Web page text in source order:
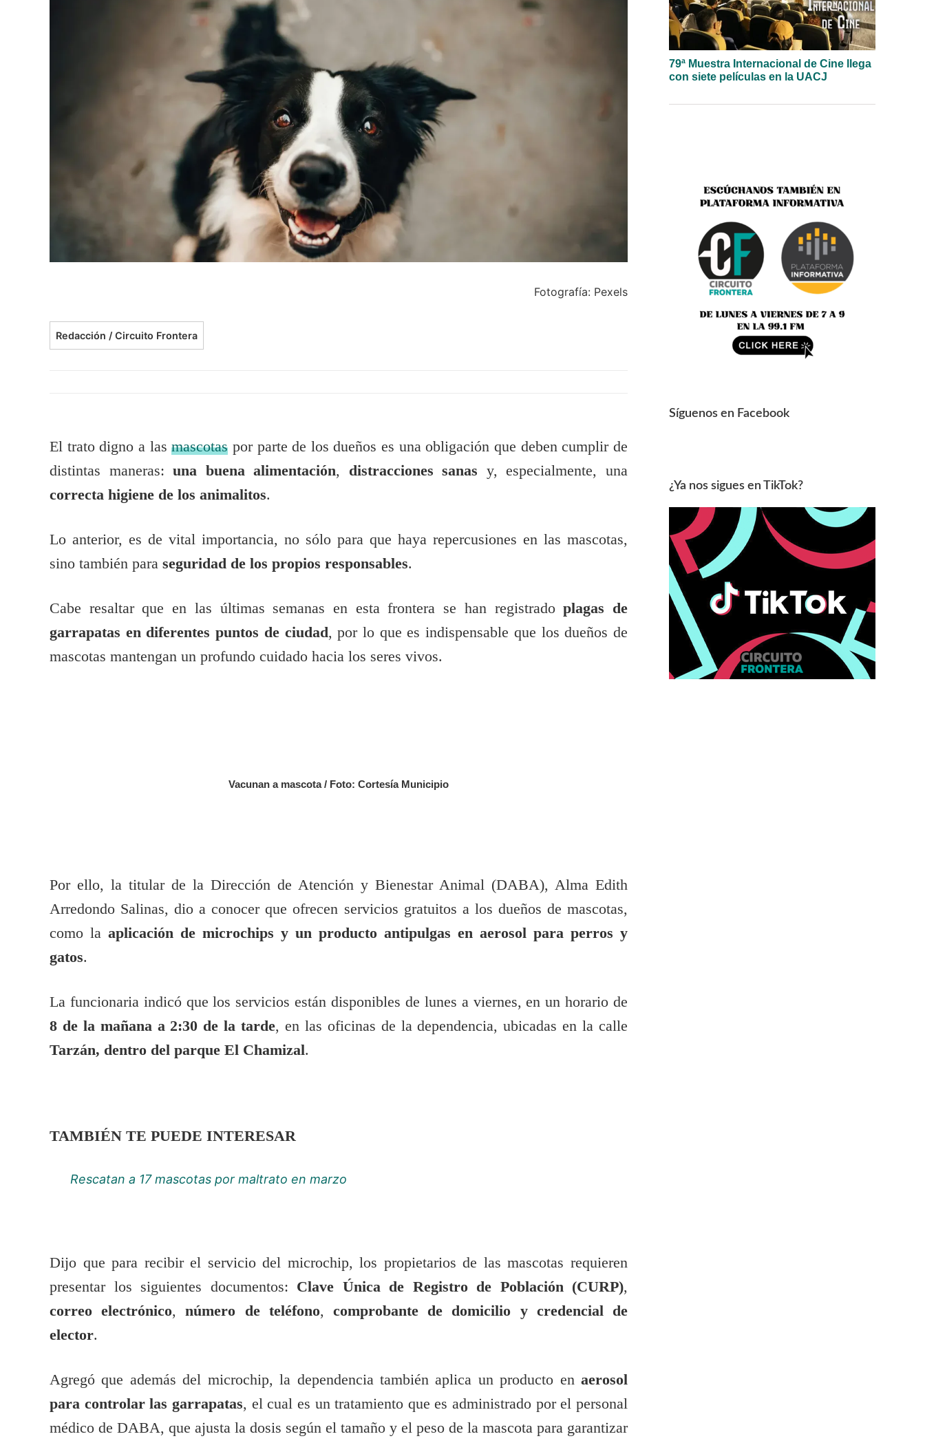
Fotografía: Pexels
Redacción / Circuito Frontera
El trato digno a lasmascotas por parte de los dueños es una obligación que deben cumplir de
distintas maneras:una buena alimentación, distracciones sanas y, especialmente, una
correcta higiene de los animalitos.
Lo anterior, es de vital importancia, no sólo para que haya repercusiones en las mascotas,
sino también para seguridad de los propios responsables.
Cabe resaltar que en las últimas semanas en esta frontera se han registradoplagas de
garrapatas en diferentes puntos de ciudad, por lo que es indispensable que los dueños de
mascotas mantengan un profundo cuidado hacia los seres vivos.
Vacunan a mascota / Foto: Cortesía Municipio
Por ello, la titular de la Dirección de Atención y Bienestar Animal (DABA), Alma Edith
Arredondo Salinas, dio a conocer que ofrecen servicios gratuitos a los dueños de mascotas,
como la aplicación de microchips y un producto antipulgas en aerosol para perros y
gatos.
La funcionaria indicó que los servicios están disponibles de lunes a viernes, en un horario de
8 de la mañana a 2:30 de la tarde, en las oficinas de la dependencia, ubicadas en la calle
Tarzán, dentro del parque El Chamizal.
TAMBIÉN TE PUEDE INTERESAR
Rescatan a 17 mascotas por maltrato en marzo
Dijo que para recibir el servicio del microchip, los propietarios de las mascotas requieren
presentar los siguientes documentos: Clave Única de Registro de Población (CURP),
correo electrónico,número de teléfono,comprobante de domicilio y credencial de
elector.
Agregó que además del microchip, la dependencia también aplica un producto en aerosol
para controlar las garrapatas, el cual es un tratamiento que es administrado por el personal
médico de DABA, que ajusta la dosis según el tamaño y el peso de la mascota para garantizar
79ª Muestra Internacional de Cine llega
con siete películas en la UACJ
Síguenos en Facebook
¿Ya nos sigues en TikTok?